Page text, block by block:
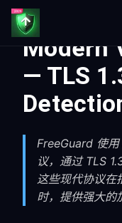
Modern
— TLS
FreeGuard 使
议，通过 TLS
这些现代协议在
时，提供强大的